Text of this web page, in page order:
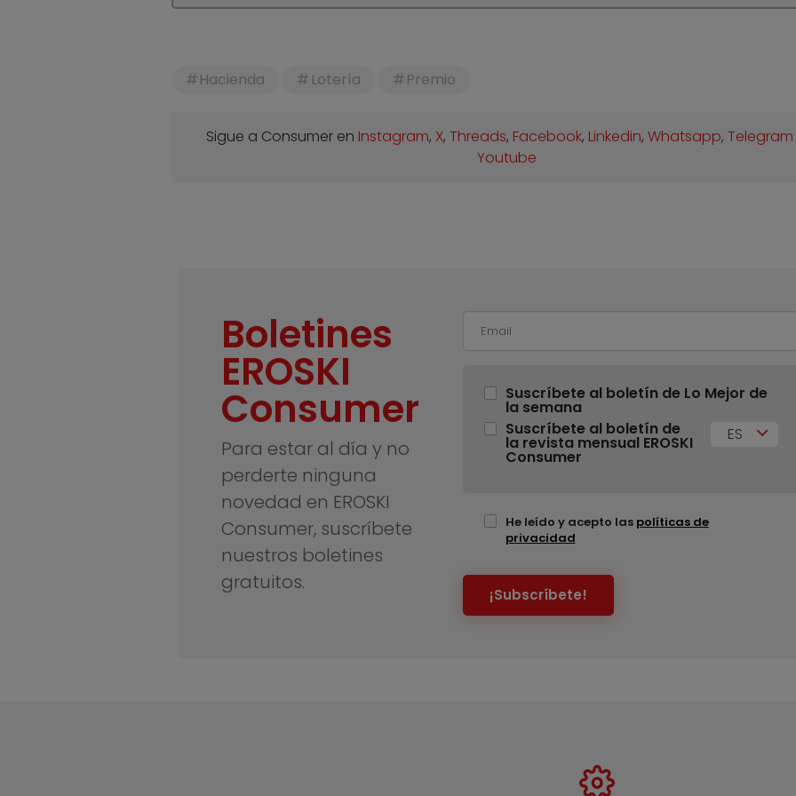
Hacienda Lotería Premio
Sigue a Consumer en Instagram, X,Threads, Facebook, Linkedin,Whatsapp,Telegram
Youtube
Boletines
EROSKI
Consumer
Para estar al día y no
perderte ninguna
novedad en EROSKI
Consumer, suscríbete
nuestros boletines
gratuitos.
Suscríbete al boletín de Lo Mejor de
la semana
Suscríbete al boletín de
la revista mensual EROSKI
Consumer
ES
He leído y acepto las políticas de
privacidad
¡Subscríbete!